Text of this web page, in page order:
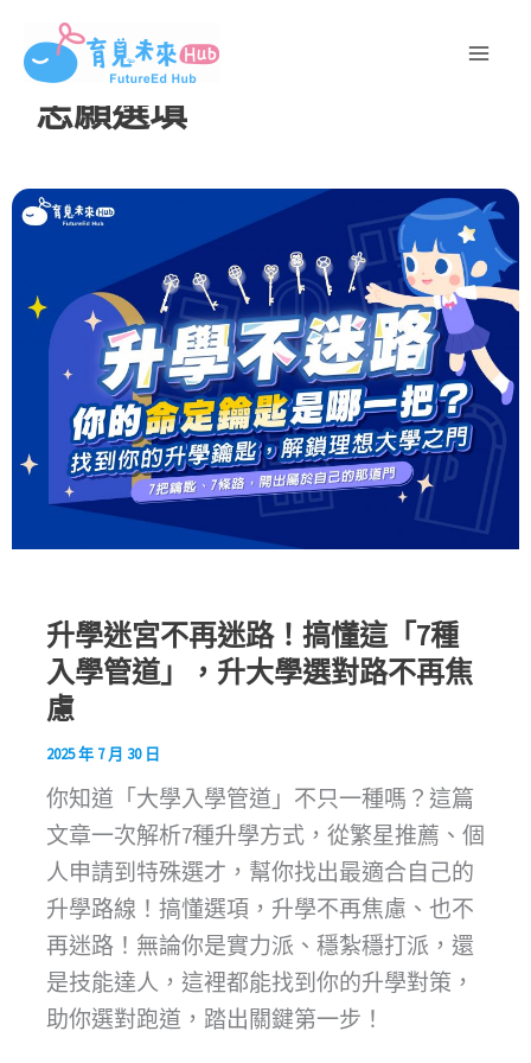
容
志願選填
升學迷宮不再迷路！搞懂這「7種
入學管道」，升大學選對路不再焦
慮
2025 年 7 月 30 日
你知道「大學入學管道」不只一種嗎？這篇
文章一次解析7種升學方式，從繁星推薦、個
人申請到特殊選才，幫你找出最適合自己的
升學路線！搞懂選項，升學不再焦慮、也不
再迷路！無論你是實力派、穩紮穩打派，還
是技能達人，這裡都能找到你的升學對策，
助你選對跑道，踏出關鍵第一步！